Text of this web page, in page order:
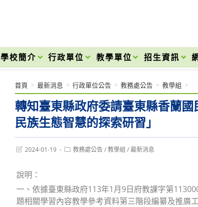
學校簡介 行政單位 教學單位 招生資訊
轉知臺東縣政府委請臺東縣香蘭
民族生態智慧的探索研習」
首頁 > 最新消息 > 行政單位公告 > 教務處公告 > 教學組 >
Post2024-01-19
Post教務處公告 / 教學組 / 最新消息
說明：
一、依據臺東縣政府113年1月9日府教課字第
題相關學習內容教學參考資料第三階段編纂及推廣